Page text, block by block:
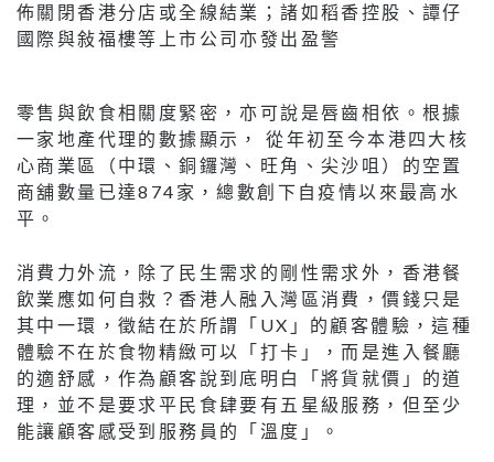
佈關閉香港分店或全線結業；諸如稻香控股、譚仔
國際與敍福樓等上市公司亦發出盈警
零售與飲食相關度緊密，亦可說是唇齒相依。根據
一家地產代理的數據顯示， 從年初至今本港四大核
心商業區（中環、銅鑼灣、旺角、尖沙咀）的空置
商舖數量已達874家，總數創下自疫情以來最高水
平。
消費力外流，除了民生需求的剛性需求外，香港餐
飲業應如何自救？香港人融入灣區消費，價錢只是
其中一環，徵結在於所謂「UX」的顧客體驗，這種
體驗不在於食物精緻可以「打卡」，而是進入餐廳
的適舒感，作為顧客說到底明白「將貨就價」的道
理，並不是要求平民食肆要有五星級服務，但至少
能讓顧客感受到服務員的「溫度」。